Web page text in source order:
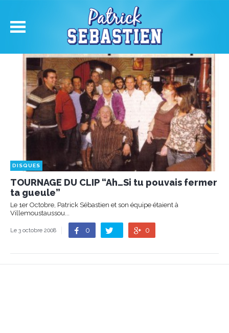
DISQUES
TOURNAGE DU CLIP “Ah…Si tu pouvais fermer
ta gueule”
Le 1er Octobre, Patrick Sébastien et son équipe étaient à
Villemoustaussou...
Le 3 octobre 2008 0 0